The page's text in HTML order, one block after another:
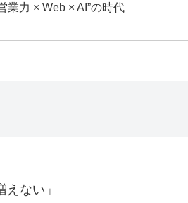
業力 × Web × AI”の時代
ない」